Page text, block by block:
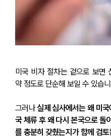
미국 비자 절차는 겉으로 보면
약 정도로 단순해 보일 수 있습
그러나 실제 심사에서는 왜 미
국 체류 후 왜 다시 본국으로 돌
를 충분히 갖췄는지가 함께 검토